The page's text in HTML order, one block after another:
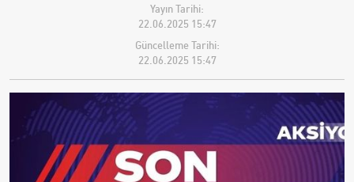
Yayın Tarihi:
22.06.2025 15:47
Güncelleme Tarihi:
22.06.2025 15:47